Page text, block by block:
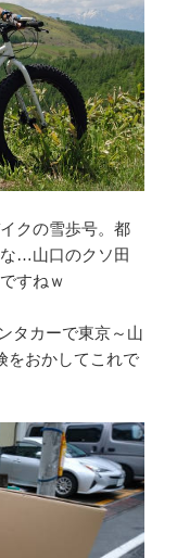
クの雪歩号。都
…山口のクソ田
すねｗ
タカーで東京～山
をおかしてこれで